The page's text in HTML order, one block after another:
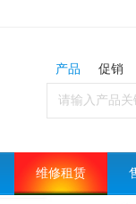
产品 促销
维修租赁